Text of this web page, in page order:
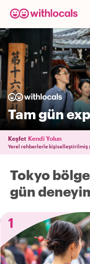
Tam gün
Keşfet Kendi Yolun
Yerel rehberlerle kişiselleştirilmiş
Tokyo
gün
1